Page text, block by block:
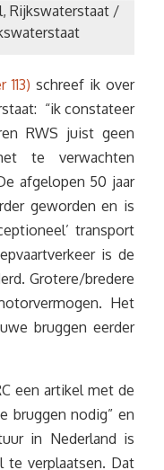
Rijkswaterstaat /
schreef ik over
“ik constateer
RWS juist geen
te verwachten
afgelopen 50 jaar
geworden en is
transport
is de
Grotere/bredere
Het
bruggen eerder
een artikel met de
bruggen nodig” en
in Nederland is
te verplaatsen. Dat